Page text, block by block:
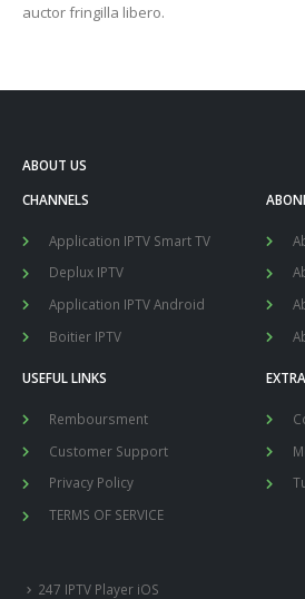
auctor fringilla libero.
ABOUT US
CHANNELS
Application IPTV Smart TV
Deplux IPTV
Application IPTV Android
Boitier IPTV
USEFUL LINKS
Remboursment
Customer Support
Privacy Policy
TERMS OF SERVICE
EXTRA
247 IPTV Player iOS